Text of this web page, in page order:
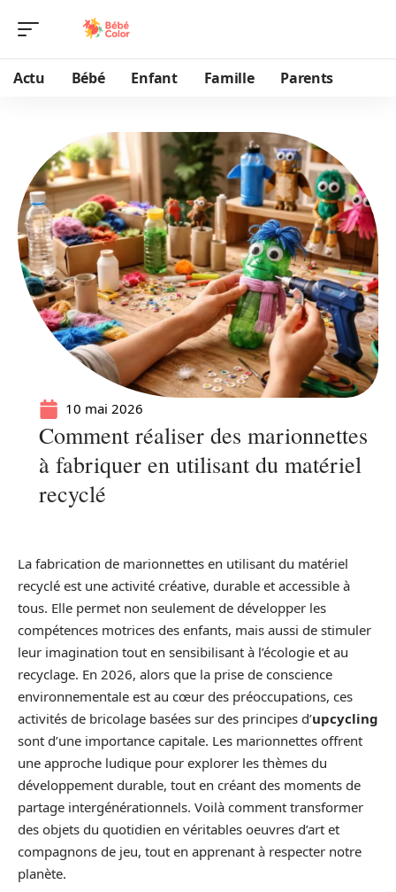
Actu Bébé Enfant Famille Parents
10 mai 2026
Comment réaliser des marionnettes
à fabriquer en utilisant du matériel
recyclé
La fabrication de marionnettes en utilisant du matériel
recyclé est une activité créative, durable et accessible à
tous. Elle permet non seulement de développer les
compétences motrices des enfants, mais aussi de stimuler
leur imagination tout en sensibilisant à l’écologie et au
recyclage. En 2026, alors que la prise de conscience
environnementale est au cœur des préoccupations, ces
activités de bricolage basées sur des principes d’upcycling
sont d’une importance capitale. Les marionnettes offrent
une approche ludique pour explorer les thèmes du
développement durable, tout en créant des moments de
partage intergénérationnels. Voilà comment transformer
des objets du quotidien en véritables oeuvres d’art et
compagnons de jeu, tout en apprenant à respecter notre
planète.